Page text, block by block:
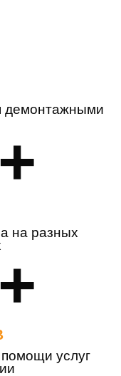
демонтажными
на разных
услуг